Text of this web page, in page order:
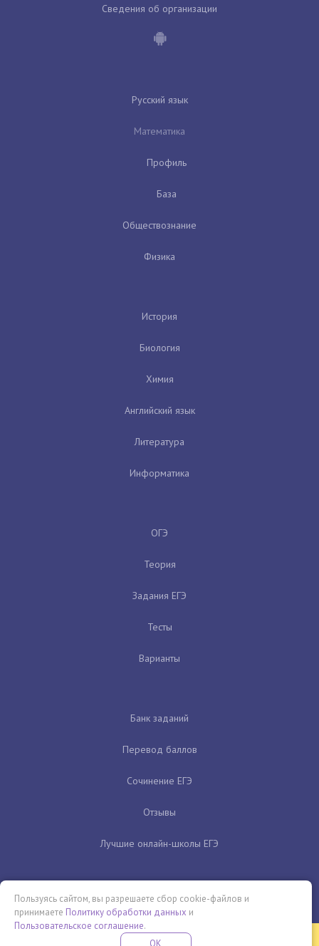
Сведения об организации
Русский язык
Математика
Профиль
База
Обществознание
Физика
История
Биология
Химия
Английский язык
Литература
Информатика
ОГЭ
Теория
Задания ЕГЭ
Тесты
Варианты
Банк заданий
Перевод баллов
Сочинение ЕГЭ
Отзывы
Лучшие онлайн-школы ЕГЭ
Бесплатная летняя школа
Пользуясь сайтом, вы разрешаете сбор cookie-файлов и
принимаете Политику обработки данных и
Пользовательское соглашение.
OK